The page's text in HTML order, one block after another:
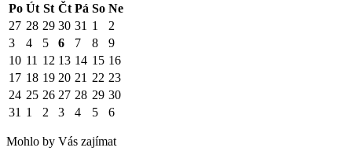
Po Út St Čt Pá So Ne
27 28 29 30 31 1
2
3
4 5 6 7 8
9
10 11 12 13 14 15 16
17 18 19 20 21 22 23
24 25 26 27 28 29 30
31 1 2 3 4 5 6
Mohlo by Vás zajímat